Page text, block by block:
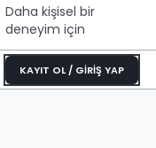
Daha kişisel bir
deneyim için
KAYIT OL / GİRİŞ YAP